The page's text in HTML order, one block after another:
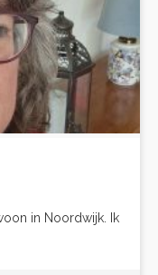
in Noordwijk. Ik